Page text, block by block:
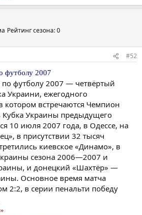
Рейтинг сезона: 0
#52
футболу 2007
футболу 2007 — четвёртый
Украини, ежегодного
котором встречаются Чемпион
Кубка Украины предыдущего
10 июля 2007 года, в Одессе, на
в присутствии 32 тысяч
киевское «Динамо», в
сезона 2006—2007 и
и донецкий «Шахтёр» —
Основное время матча
2:2, в серии пенальти победу